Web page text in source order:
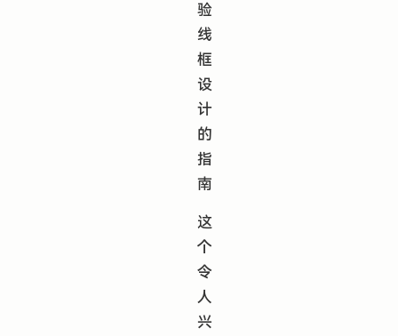
验
线
框
设
计
的
指
南
这
个
令
人
兴